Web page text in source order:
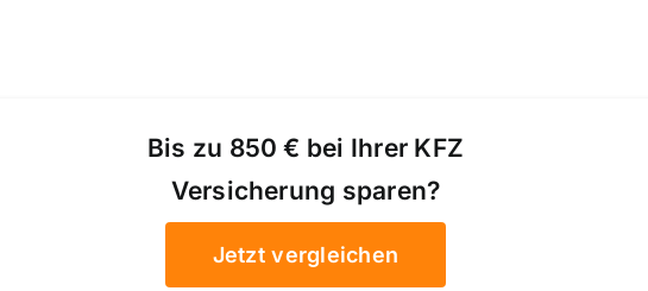
Bis zu 850 € bei Ihrer KFZ
Versicherung sparen?
Jetzt vergleichen